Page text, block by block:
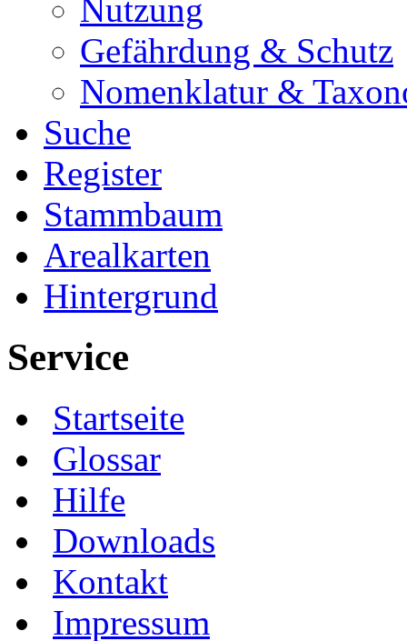
Nutzung
Gefährdung & Schutz
Nomenklatur &
Suche
Register
Stammbaum
Arealkarten
Hintergrund
Service
Startseite
Glossar
Hilfe
Downloads
Kontakt
Impressum